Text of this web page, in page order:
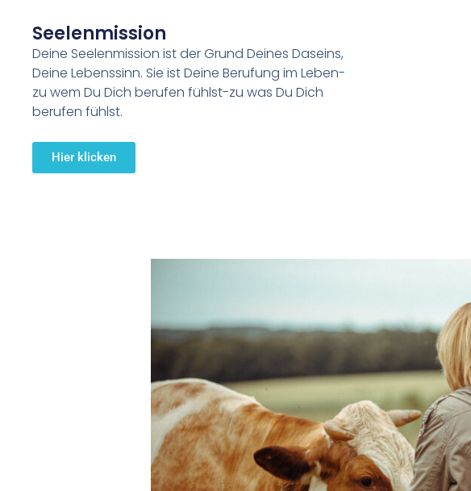
Seelenmission
Deine Seelenmission ist der Grund Deines Daseins,
Deine Lebenssinn. Sie ist Deine Berufung im Leben-
zu wem Du Dich berufen fühlst-zu was Du Dich
berufen fühlst.
Hier klicken